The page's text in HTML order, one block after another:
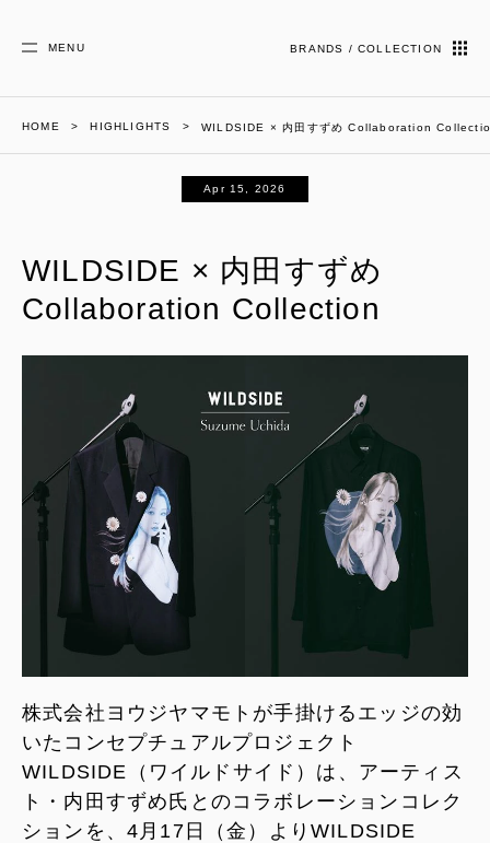
MENU BRANDS / COLLECTION
HOME HIGHLIGHTS WILDSIDE × 内田すずめ Collaboration
Apr 15, 2026
WILDSIDE × 内田すずめ
Collaboration Collection
株式会社ヨウジヤマモトが手掛けるエッジの効
いたコンセプチュアルプロジェクト
WILDSIDE（ワイルドサイド）は、アーティス
ト・内田すずめ氏とのコラボレーションコレク
ションを、4月17日（金）よりWILDSIDE